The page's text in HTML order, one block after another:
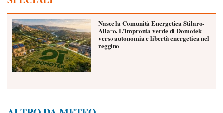
Nasce la Comunità Energetica Stilaro-
Allaro. L’impronta verde di Domotek
verso autonomia e libertà energetica nel
reggino